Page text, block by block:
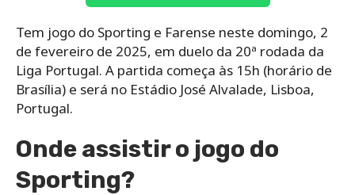
Tem jogo do Sporting e Farense neste domingo, 2
de fevereiro de 2025, em duelo da 20ª rodada da
Liga Portugal. A partida começa às 15h (horário de
Brasília) e será no Estádio José Alvalade, Lisboa,
Portugal.
Onde assistir o jogo do
Sporting?